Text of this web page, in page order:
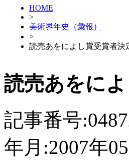
HOME
>
美術界年史（彙報）
>
読売あをによし賞受賞者決
読売あをに
記事番号
年月:2007年05